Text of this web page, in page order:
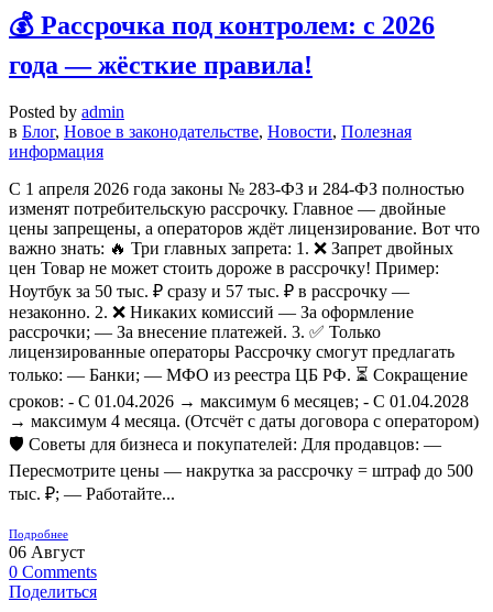
💰 Рассрочка под контролем: с 2026
года — жёсткие правила!
Posted by admin
в Блог, Новое в законодательстве, Новости, Полезная
информация
С 1 апреля 2026 года законы № 283-ФЗ и 284-ФЗ полностью
изменят потребительскую рассрочку. Главное — двойные
цены запрещены, а операторов ждёт лицензирование. Вот что
важно знать: 🔥 Три главных запрета: 1. ❌ Запрет двойных
цен Товар не может стоить дороже в рассрочку! Пример:
Ноутбук за 50 тыс. ₽ сразу и 57 тыс. ₽ в рассрочку —
незаконно. 2. ❌ Никаких комиссий — За оформление
рассрочки; — За внесение платежей. 3. ✅ Только
лицензированные операторы Рассрочку смогут предлагать
только: — Банки; — МФО из реестра ЦБ РФ. ⏳ Сокращение
сроков: - С 01.04.2026 → максимум 6 месяцев; - С 01.04.2028
→ максимум 4 месяца. (Отсчёт с даты договора с оператором)
🛡 Советы для бизнеса и покупателей: Для продавцов: —
Пересмотрите цены — накрутка за рассрочку = штраф до 500
тыс. ₽; — Работайте...
Подробнее
06 Август
0 Comments
Поделиться